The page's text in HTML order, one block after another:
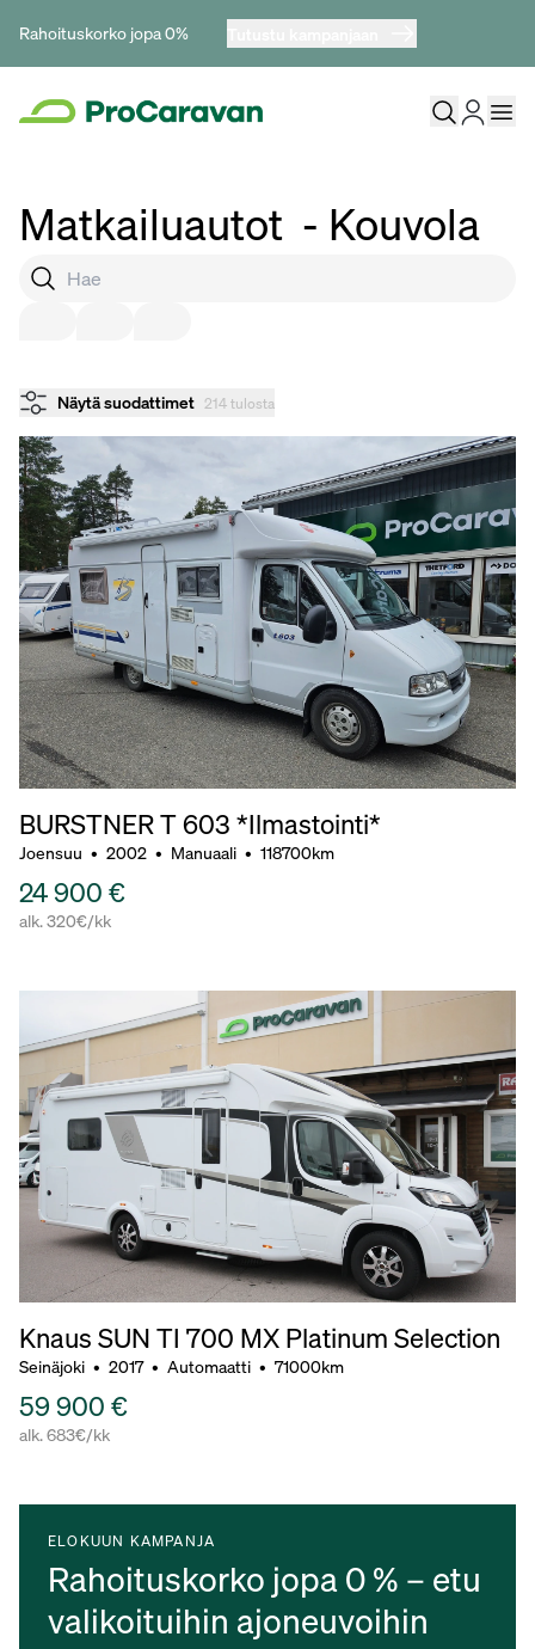
Rahoituskorko jopa 0%
Matkailuautot - Kouvola
Näytä suodattimet 214 tulosta
BURSTNER T 603 *Ilmastointi*
Joensuu • 2002 • Manuaali • 118700km
24 900 €
alk. 320€/kk
Knaus SUN TI 700 MX Platinum Selection
Seinäjoki • 2017 • Automaatti • 71000km
59 900 €
alk. 683€/kk
ELOKUUN KAMPANJA
Rahoituskorko jopa 0 % – etu
valikoituihin ajoneuvoihin